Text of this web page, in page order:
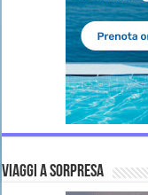
VIAGGI A SORPRESA